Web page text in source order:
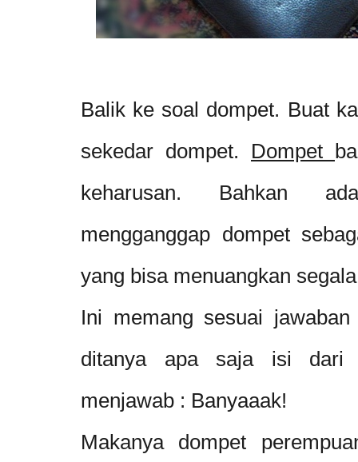
Balik ke soal dompet. Buat
sekedar dompet. Dompet
keharusan. Bahkan
mengganggap dompet
yang bisa menuangkan
Ini memang sesuai
ditanya apa saja isi dari
menjawab : Banyaaak!
Makanya dompet